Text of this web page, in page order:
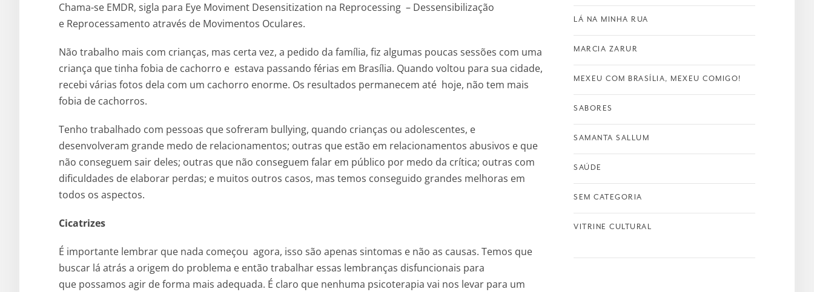
Chama-se EMDR, sigla para Eye Moviment Desensitization na Reprocessing – Dessensibilização
e Reprocessamento através de Movimentos Oculares.
Não trabalho mais com crianças, mas certa vez, a pedido da família, fiz algumas poucas sessões com uma
criança que tinha fobia de cachorro e estava passando férias em Brasília. Quando voltou para sua cidade,
recebi várias fotos dela com um cachorro enorme. Os resultados permanecem até hoje, não tem mais
fobia de cachorros.
Tenho trabalhado com pessoas que sofreram bullying, quando crianças ou adolescentes, e
desenvolveram grande medo de relacionamentos; outras que estão em relacionamentos abusivos e que
não conseguem sair deles; outras que não conseguem falar em público por medo da crítica; outras com
dificuldades de elaborar perdas; e muitos outros casos, mas temos conseguido grandes melhoras em
todos os aspectos.
Cicatrizes
É importante lembrar que nada começou agora, isso são apenas sintomas e não as causas. Temos que
buscar lá atrás a origem do problema e então trabalhar essas lembranças disfuncionais para
que possamos agir de forma mais adequada. É claro que nenhuma psicoterapia vai nos levar para um
LÁ NA MINHA RUA
MARCIA ZARUR
MEXEU COM BRASÍLIA, MEXEU COMIGO!
SABORES
SAMANTA SALLUM
SAÚDE
SEM CATEGORIA
VITRINE CULTURAL